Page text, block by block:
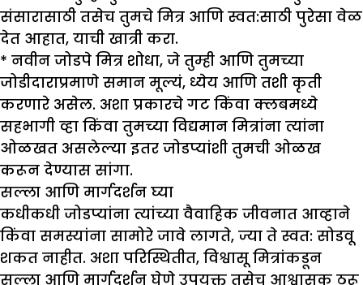
संसारासाठी तसेच तुमचे मित्र आणि स्वत:साठी पुरेसा वेळ
देत आहात, याची खात्री करा.
* नवीन जोडपे मित्र शोधा, जे तुम्ही आणि तुमच्या
जोडीदाराप्रमाणे समान मूल्यं, ध्येय आणि तशी कृती
करणारे असेल. अशा प्रकारचे गट किंवा क्लबमध्ये
सहभागी व्हा किंवा तुमच्या विद्यमान मित्रांना त्यांना
ओळखत असलेल्या इतर जोडप्यांशी तुमची ओळख
करून देण्यास सांगा.
सल्ला आणि मार्गदर्शन घ्या
कधीकधी जोडप्यांना त्यांच्या वैवाहिक जीवनात आव्हाने
किंवा समस्यांना सामोरे जावे लागते, ज्या ते स्वत: सोडवू
शकत नाहीत. अशा परिस्थितीत, विश्वासू मित्रांकडून
सल्ला आणि मार्गदर्शन घेणे उपयुक्त तसेच आश्वासक ठरू